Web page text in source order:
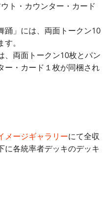
ト・カウンター・カード
踊」には、両面トークン10
。
、両面トークン10枚とパン
ー・カード１枚が同梱され
メージギャラリーにて全収
に各統率者デッキのデッキ